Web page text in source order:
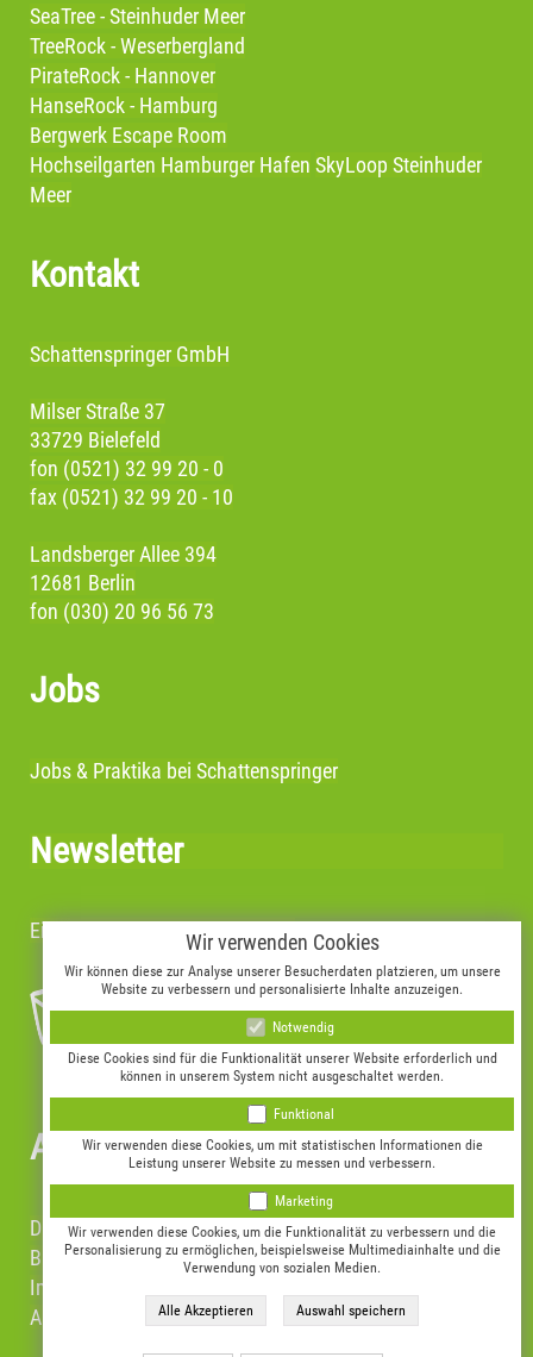
SeaTree - Steinhuder Meer
TreeRock - Weserbergland
PirateRock - Hannover
HanseRock - Hamburg
Bergwerk Escape Room
Hochseilgarten Hamburger Hafen SkyLoop Steinhuder
Meer
Kontakt
Schattenspringer GmbH
Milser Straße 37
33729 Bielefeld
fon (0521) 32 99 20 - 0
fax (0521) 32 99 20 - 10
Landsberger Allee 394
12681 Berlin
fon (030) 20 96 56 73
Jobs
Jobs & Praktika bei Schattenspringer
Newsletter
Einfach Mail-Adresse eintragen:
Allgemeines
Datenschutz
Barrierefreiheit
Impressum
AGB
Wir verwenden Cookies
Wir können diese zur Analyse unserer Besucherdaten platzieren, um unsere
Website zu verbessern und personalisierte Inhalte anzuzeigen.
Notwendig
Diese Cookies sind für die Funktionalität unserer Website erforderlich und
können in unserem System nicht ausgeschaltet werden.
Funktional
Wir verwenden diese Cookies, um mit statistischen Informationen die
Leistung unserer Website zu messen und verbessern.
Marketing
Wir verwenden diese Cookies, um die Funktionalität zu verbessern und die
Personalisierung zu ermöglichen, beispielsweise Multimediainhalte und die
Verwendung von sozialen Medien.